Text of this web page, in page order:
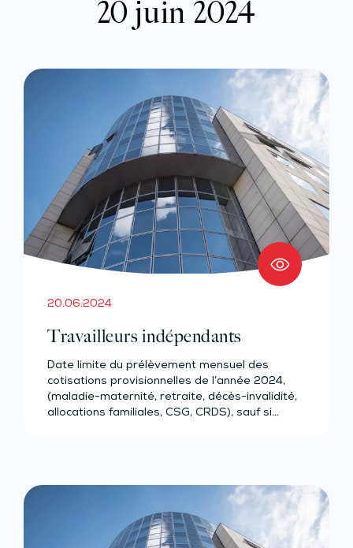
20 juin 2024
20.06.2024
Travailleurs indépendants
Date limite du prélèvement mensuel des
cotisations provisionnelles de l’année 2024,
(maladie-maternité, retraite, décès-invalidité,
allocations familiales, CSG, CRDS), sauf si…